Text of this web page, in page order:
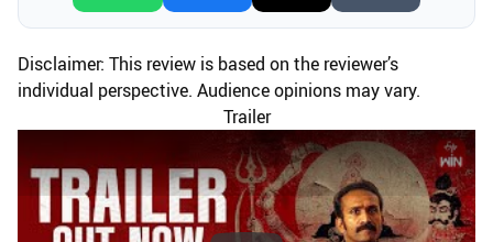
Disclaimer: This review is based on the reviewer’s
individual perspective. Audience opinions may vary.
Trailer